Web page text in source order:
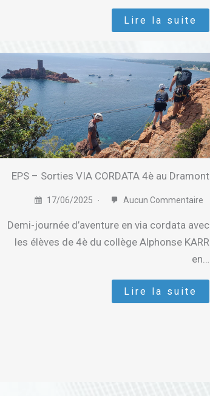
Lire la suite
EPS – Sorties VIA CORDATA 4è au Dramont
17/06/2025 Aucun Commentaire
Demi-journée d’aventure en via cordata avec
les élèves de 4è du collège Alphonse KARR
en…
Lire la suite